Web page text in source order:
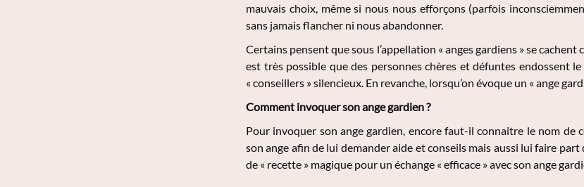
mauvais choix, même si nous nous efforçons (parfois
sans jamais flancher ni nous abandonner.
Certains pensent que sous l’appellation « anges gardiens » se
est très possible que des personnes chères et défuntes endossent
« conseillers » silencieux. En revanche, lorsqu’on évoque un « ange
Comment invoquer son ange gardien ?
Pour invoquer son ange gardien, encore faut-il connaitre le nom
son ange afin de lui demander aide et conseils mais aussi lui faire
de « recette » magique pour un échange « efficace » avec son ange